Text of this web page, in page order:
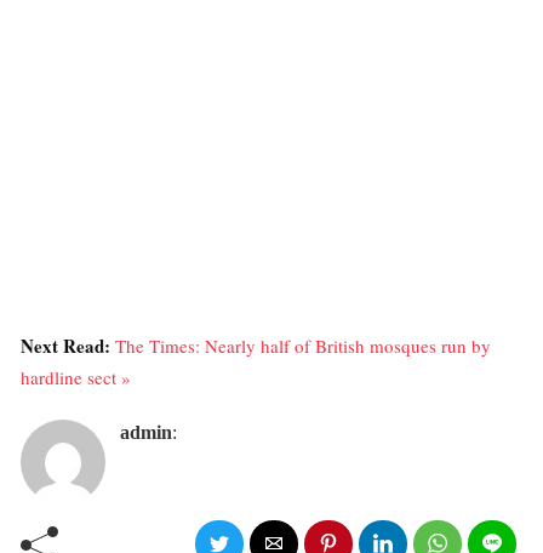
Next Read: The Times: Nearly half of British mosques run by
hardline sect »
admin: